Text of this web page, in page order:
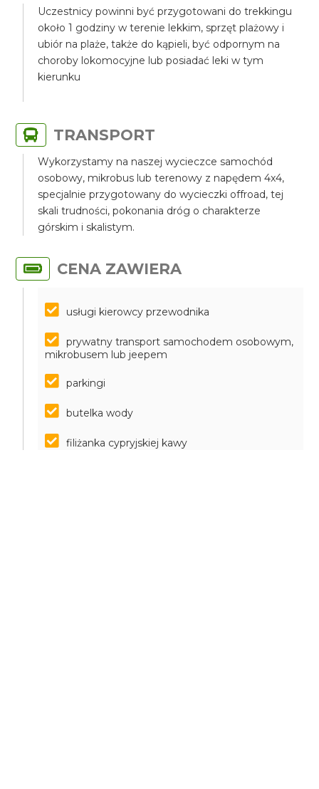
Uczestnicy powinni być przygotowani do trekkingu
około 1 godziny w terenie lekkim, sprzęt plażowy i
ubiór na plaże, także do kąpieli, być odpornym na
choroby lokomocyjne lub posiadać leki w tym
kierunku
TRANSPORT
Wykorzystamy na naszej wycieczce samochód
osobowy, mikrobus lub terenowy z napędem 4x4,
specjalnie przygotowany do wycieczki offroad, tej
skali trudności, pokonania dróg o charakterze
górskim i skalistym.
CENA ZAWIERA
usługi kierowcy przewodnika
prywatny transport samochodem osobowym,
mikrobusem lub jeepem
parkingi
butelka wody
filiżanka cypryjskiej kawy